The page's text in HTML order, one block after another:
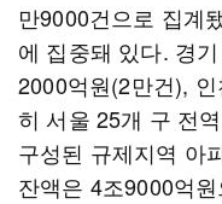
만9000건으로 집계
에 집중돼 있다. 경
2000억원(2만건),
히 서울 25개 구 전
구성된 규제지역 아
잔액은 4조9000억